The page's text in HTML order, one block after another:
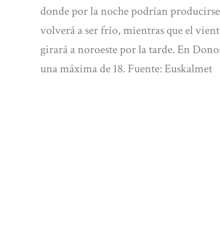
donde por la noche podrían
volverá a ser frío, mientras que el
girará a noroeste por la tarde. En
una máxima de 18. Fuente: Euskalmet